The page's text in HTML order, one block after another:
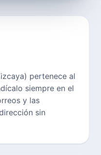
pertenece al
siempre en el
y las
sin